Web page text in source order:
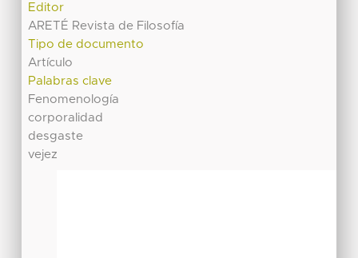
Editor
ARETÉ Revista de Filosofía
Tipo de documento
Artículo
Palabras clave
Fenomenología
corporalidad
desgaste
vejez